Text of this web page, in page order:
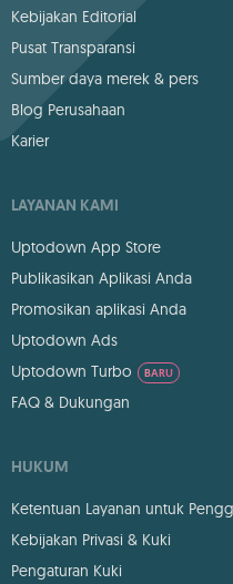
Kebijakan Editorial
Pusat Transparansi
Sumber daya merek & pers
Blog Perusahaan
Karier
LAYANAN KAMI
Uptodown App Store
Publikasikan Aplikasi Anda
Promosikan aplikasi Anda
Uptodown Ads
Uptodown Turbo
BARU
FAQ & Dukungan
HUKUM
Ketentuan Layanan untuk
Kebijakan Privasi & Kuki
Pengaturan Kuki